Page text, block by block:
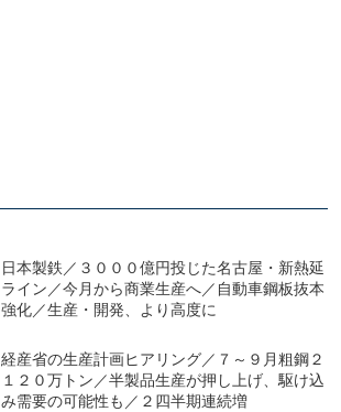
日本製鉄／３０００億円投じた名古屋・新熱延
ライン／今月から商業生産へ／自動車鋼板抜本
強化／生産・開発、より高度に
経産省の生産計画ヒアリング／７～９月粗鋼２
１２０万トン／半製品生産が押し上げ、駆け込
み需要の可能性も／２四半期連続増